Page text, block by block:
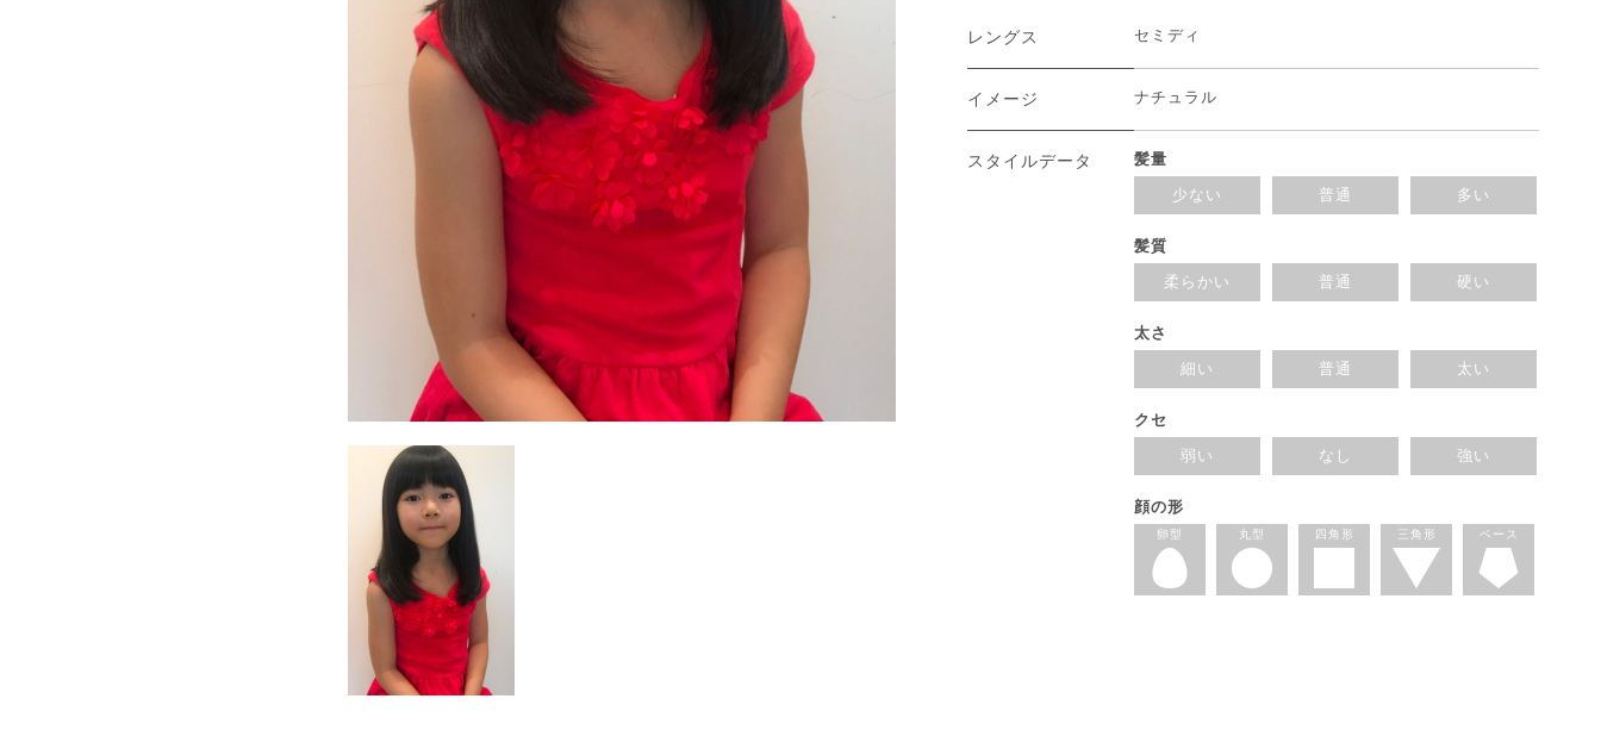
レングス セミディ
イメージ ナチュラル
スタイルデータ
髪量
少ない
普通 多い
髪質
柔らかい
普通 硬い
太さ
細い
普通 太い
クセ
弱い
なし 強い
顔の形
卵型 丸型 四角形 三角形 ベース